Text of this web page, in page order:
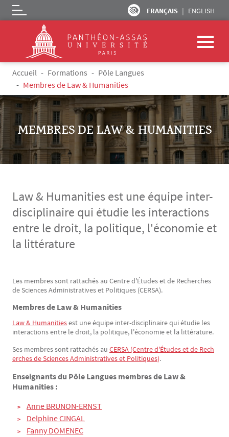
Aller au contenu principal
FRANÇAIS ENGLISH
Logo
Fil d'Ariane
Accueil Formations
Pôle Langues
Membres de Law & Humanities
MEMBRES DE LAW & HUMANITIES
Law & Humanities est une équipe inter-
disciplinaire qui étudie les interactions
entre le droit, la politique, l'économie et
la littérature
Texte
Les membres sont rattachés au Centre d'Études et de Recherches
de Sciences Administratives et Politiques (CERSA).
Membres de Law & Humanities
Law & Humanitiesest une équipe inter-disciplinaire qui étudie les
interactions entre le droit, la politique, l'économie et la littérature.
Ses membres sont rattachés au CERSA (Centre d'Études et de Rech
erches de Sciences Administratives et Politiques).
Enseignants du Pôle Langues membres de Law &
Humanities :
Anne BRUNON-ERNST
Delphine CINGAL
Fanny DOMENEC